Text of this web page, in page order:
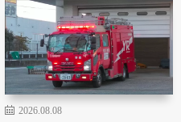
2026.08.08